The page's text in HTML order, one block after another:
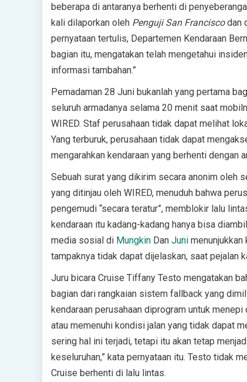
beberapa di antaranya berhenti di
kali dilaporkan oleh Penguji San Franciscodan
pernyataan tertulis, Departemen Kendaraan
bagian itu, mengatakan telah mengetahui
informasi tambahan.”
Pemadaman 28 Juni bukanlah yang pertama
seluruh armadanya selama 20 menit saat
WIRED. Staf perusahaan tidak dapat melihat
Yang terburuk, perusahaan tidak dapat
mengarahkan kendaraan yang berhenti dengan
Sebuah surat yang dikirim secara anonim oleh
yang ditinjau oleh WIRED, menuduh bahwa
pengemudi “secara teratur”, memblokir lalu
kendaraan itu kadang-kadang hanya bisa
media sosial di Mungkin Dan Juni
tampaknya tidak dapat dijelaskan, saat pejalan
Juru bicara Cruise Tiffany Testo mengatakan
bagian dari rangkaian sistem fallback yang
kendaraan perusahaan diprogram untuk
atau memenuhi kondisi jalan yang tidak dapat
sering hal ini terjadi, tetapi itu akan tetap
keseluruhan,” kata pernyataan itu. Testo tidak
Cruise berhenti di lalu lintas.